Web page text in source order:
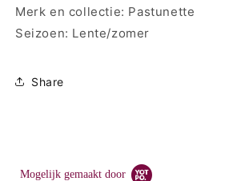
Merk en collectie: Pastunette
Seizoen: Lente/zomer
Share
Mogelijk gemaakt door